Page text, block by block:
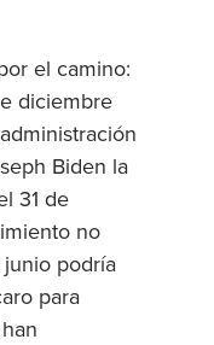
el camino:
diciembre
Biden la
31 de
no
podría
para